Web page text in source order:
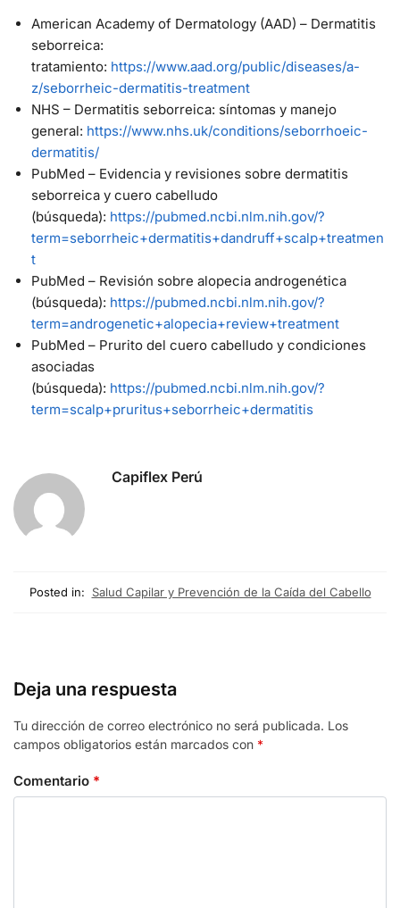
American Academy of Dermatology (AAD) – Dermatitis
seborreica:
tratamiento: https://www.aad.org/public/diseases/a-
z/seborrheic-dermatitis-treatment
NHS – Dermatitis seborreica: síntomas y manejo
general: https://www.nhs.uk/conditions/seborrhoeic-
dermatitis/
PubMed – Evidencia y revisiones sobre dermatitis
seborreica y cuero cabelludo
(búsqueda): https://pubmed.ncbi.nlm.nih.gov/?
term=seborrheic+dermatitis+dandruff+scalp+treatmen
t
PubMed – Revisión sobre alopecia androgenética
(búsqueda): https://pubmed.ncbi.nlm.nih.gov/?
term=androgenetic+alopecia+review+treatment
PubMed – Prurito del cuero cabelludo y condiciones
asociadas
(búsqueda): https://pubmed.ncbi.nlm.nih.gov/?
term=scalp+pruritus+seborrheic+dermatitis
Capiflex Perú
Posted in: Salud Capilar y Prevención de la Caída del Cabello
Deja una respuesta
Tu dirección de correo electrónico no será publicada. Los
campos obligatorios están marcados con *
Comentario *